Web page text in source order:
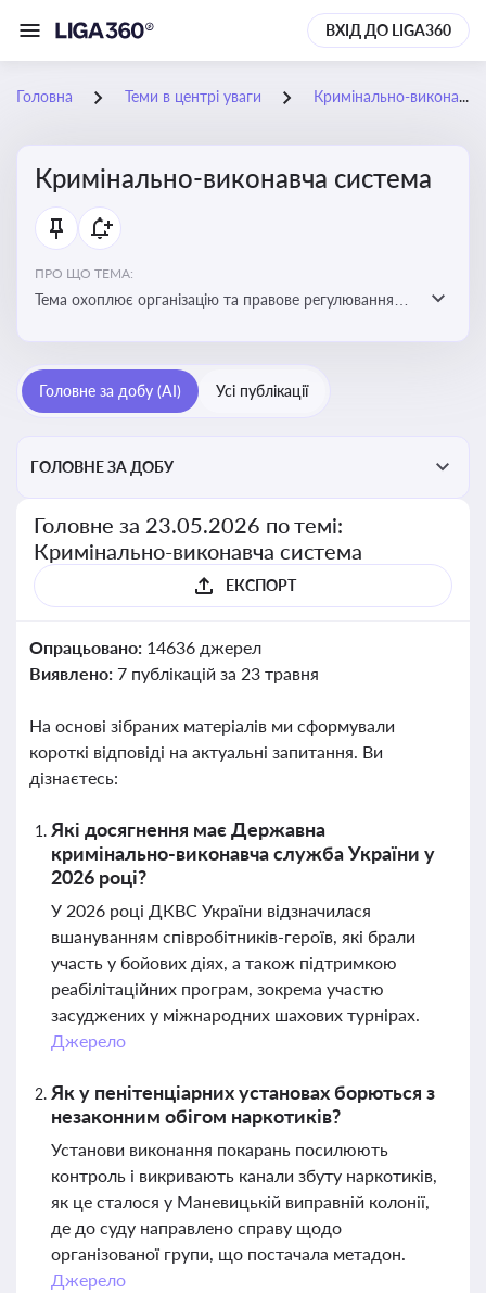
ВХІД ДО LIGA360
Головна Теми в центрі уваги Кримінально-виконавча система
Кримінально-виконавча система
ПРО ЩО ТЕМА:
Тема охоплює організацію та правове регулювання
відбувають покарання
Головне за добу (AI) Усі публікації
ГОЛОВНЕ ЗА ДОБУ
Головне за 23.05.2026 по темі:
Кримінально-виконавча система
ЕКСПОРТ
Опрацьовано: 14636 джерел
Виявлено: 7 публікацій за 23 травня
На основі зібраних матеріалів ми сформували
короткі відповіді на актуальні запитання. Ви
дізнаєтесь:
Які досягнення має Державна
кримінально-виконавча служба України у
2026 році?
У 2026 році ДКВС України відзначилася
вшануванням співробітників-героїв, які брали
участь у бойових діях, а також підтримкою
реабілітаційних програм, зокрема участю
засуджених у міжнародних шахових турнірах.
Джерело
Як у пенітенціарних установах борються з
незаконним обігом наркотиків?
Установи виконання покарань посилюють
контроль і викривають канали збуту наркотиків,
як це сталося у Маневицькій виправній колонії,
де до суду направлено справу щодо
організованої групи, що постачала метадон.
Джерело